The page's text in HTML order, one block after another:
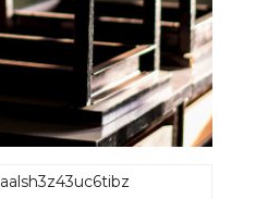
aalsh3z43uc6tibz